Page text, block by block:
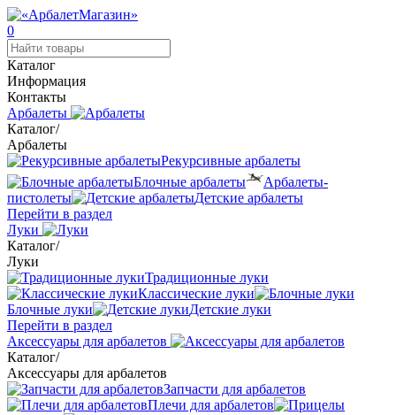
0
Каталог
Информация
Контакты
Арбалеты
Каталог/
Арбалеты
Рекурсивные арбалеты
Блочные арбалеты
Арбалеты-
пистолеты
Детские арбалеты
Перейти в раздел
Луки
Каталог/
Луки
Традиционные луки
Классические луки
Блочные луки
Детские луки
Перейти в раздел
Аксессуары для арбалетов
Каталог/
Аксессуары для арбалетов
Запчасти для арбалетов
Плечи для арбалетов